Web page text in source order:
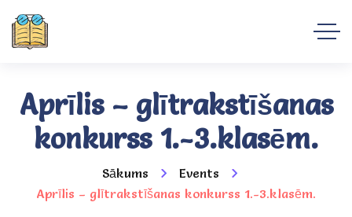
Aprīlis – glītrakstīšanas
konkurss 1.-3.klasēm.
Sākums
Events
Aprīlis – glītrakstīšanas konkurss 1.-3.klasēm.